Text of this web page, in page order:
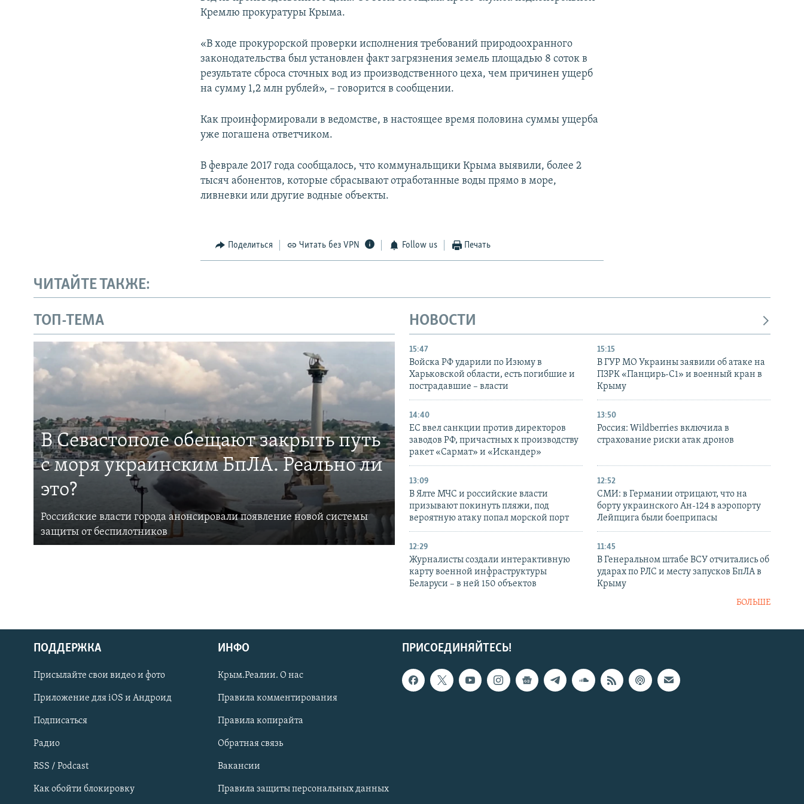
Українською
Qırımtatar
ПРИСОЕДИНЯЙТЕСЬ!
Кремлю прокуратуры Крыма.
«В ходе прокурорской проверки исполнения требований природоохранного
законодательства был установлен факт загрязнения земель площадью 8 соток в
результате сброса сточных вод из производственного цеха, чем причинен ущерб
на сумму 1,2 млн рублей», – говорится в сообщении.
Как проинформировали в ведомстве, в настоящее время половина суммы ущерба
уже погашена ответчиком.
В феврале 2017 года сообщалось, что коммунальщики Крыма выявили, более 2
тысяч абонентов, которые сбрасывают отработанные воды прямо в море,
ливневки или другие водные объекты.
Поделиться Читать без VPN Follow us Печать
ЧИТАЙТЕ ТАКЖЕ:
ТОП-ТЕМА
В Севастополе обещают закрыть путь
с моря украинским БпЛА. Реально ли
это?
Российские власти города анонсировали появление новой системы
защиты от беспилотников
НОВОСТИ
15:47
Войска РФ ударили по Изюму в
Харьковской области, есть погибшие и
пострадавшие – власти
15:15
В ГУР МО Украины заявили об атаке на
ПЗРК «Панцирь-С1» и военный кран в
Крыму
14:40
ЕС ввел санкции против директоров
заводов РФ, причастных к производству
ракет «Сармат» и «Искандер»
13:50
Россия: Wildberries включила в
страхование риски атак дронов
13:09
В Ялте МЧС и российские власти
призывают покинуть пляжи, под
вероятную атаку попал морской порт
12:52
СМИ: в Германии отрицают, что на
борту украинского Ан-124 в аэропорту
Лейпцига были боеприпасы
12:29
Журналисты создали интерактивную
карту военной инфраструктуры
Беларуси – в ней 150 объектов
11:45
В Генеральном штабе ВСУ отчитались об
ударах по РЛС и месту запусков БпЛА в
Крыму
БОЛЬШЕ
ПРИСОЕДИНЯЙТЕСЬ!
ПОДДЕРЖКА
Присылайте свои видео и фото
Приложение для iOS и Андроид
Подписаться
Радио
RSS / Podcast
Как обойти блокировку
ИНФО
Крым.Реалии. О нас
Правила комментирования
Правила копирайта
Обратная связь
Вакансии
Правила защиты персональных данных